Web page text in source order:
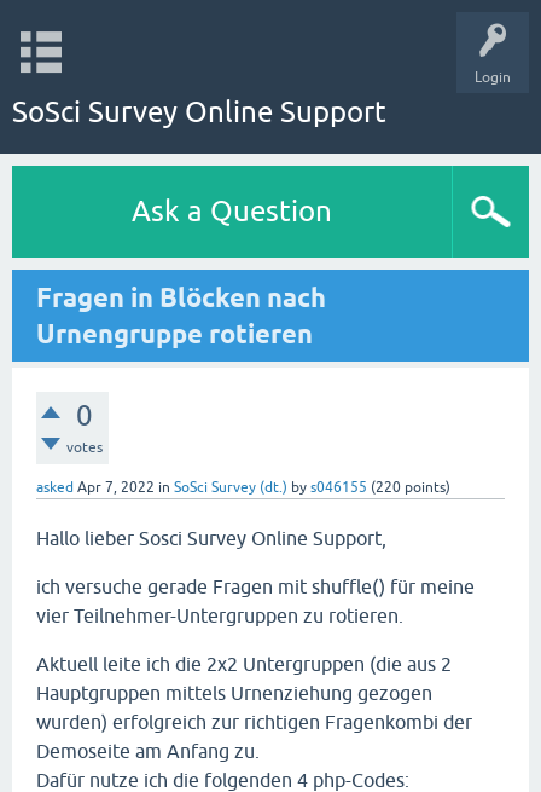
Login
SoSci Survey Online Support
Ask a Question
Fragen in Blöcken nach
Urnengruppe rotieren
0
votes
asked Apr 7, 2022 in SoSci Survey (dt.) by s046155 (220 points)
Hallo lieber Sosci Survey Online Support,
ich versuche gerade Fragen mit shuffle() für meine
vier Teilnehmer-Untergruppen zu rotieren.
Aktuell leite ich die 2x2 Untergruppen (die aus 2
Hauptgruppen mittels Urnenziehung gezogen
wurden) erfolgreich zur richtigen Fragenkombi der
Demoseite am Anfang zu.
Dafür nutze ich die folgenden 4 php-Codes: